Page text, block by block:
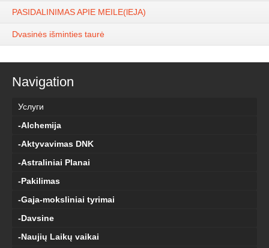
PASIDALINIMAS APIE MEILE(lEJA)
Dvasinės išminties taurė
Navigation
Услуги
-Alchemija
-Aktyvavimas DNK
-Astraliniai Planai
-Pakilimas
-Gaja-moksliniai tyrimai
-Davsine
-Naujių Laikų vaikai